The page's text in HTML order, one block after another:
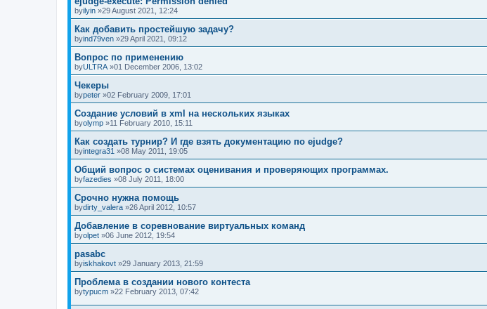
byilyin »29 August 2021, 12:24
Как добавить простейшую задачу?
byind79ven »29 April 2021, 09:12
Вопрос по применению
byULTRA »01 December 2006, 13:02
Чекеры
bypeter »02 February 2009, 17:01
Создание условий в xml на нескольких языках
byolymp »11 February 2010, 15:11
Как создать турнир? И где взять документацию по ejudge?
byintegra31 »08 May 2011, 19:05
Общий вопрос о системах оценивания и проверяющих программах.
byfazedies »08 July 2011, 18:00
Срочно нужна помощь
bydirty_valera »26 April 2012, 10:57
Добавление в соревнование виртуальных команд
byolpet »06 June 2012, 19:54
pasabc
byiskhakovt »29 January 2013, 21:59
Проблема в создании нового контеста
bytypucm »22 February 2013, 07:42